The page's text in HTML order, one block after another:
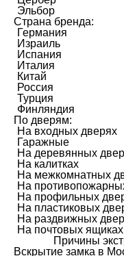
Эльбор
Страна бренда:
Германия
Израиль
Испания
Италия
Китай
Россия
Турция
Финляндия
По дверям:
На входных дверях
Гаражные
На деревянных
На калитках
На межкомнатных
На
На профильных
На пластиковых
На раздвижных
На почтовых ящиках
Причины
Вскрытие замка в